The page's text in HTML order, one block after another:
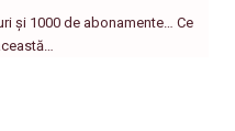
și 1000 de abonamente… Ce